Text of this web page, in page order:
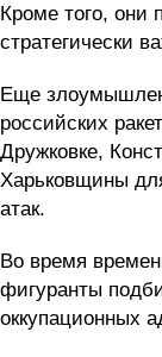
Кроме того, они
стратегически
Еще
российских
Дружковке,
Харьковщины
атак.
Во время
фигуранты
оккупационных